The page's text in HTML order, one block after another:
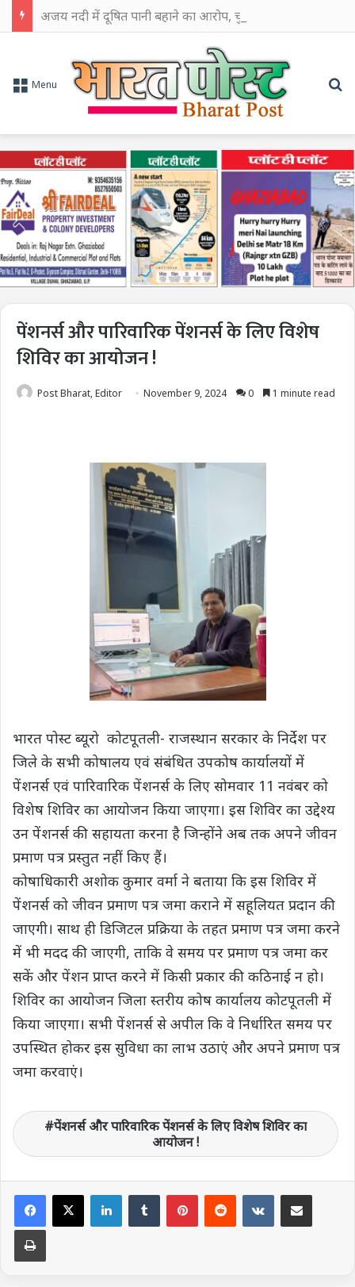
Menu
पेंशनर्स और पारिवारिक पेंशनर्स के लिए विशेष
शिविर का आयोजन !
Post Bharat, Editor November 9, 2024 0 1 minute read
भारत पोस्ट ब्यूरो कोटपूतली- राजस्थान सरकार के निर्देश पर
जिले के सभी कोषालय एवं संबंधित उपकोष कार्यालयों में
पेंशनर्स एवं पारिवारिक पेंशनर्स के लिए सोमवार 11 नवंबर को
विशेष शिविर का आयोजन किया जाएगा। इस शिविर का उद्देश्य
उन पेंशनर्स की सहायता करना है जिन्होंने अब तक अपने जीवन
प्रमाण पत्र प्रस्तुत नहीं किए हैं।
कोषाधिकारी अशोक कुमार वर्मा ने बताया कि इस शिविर में
पेंशनर्स को जीवन प्रमाण पत्र जमा कराने में सहूलियत प्रदान की
जाएगी। साथ ही डिजिटल प्रक्रिया के तहत प्रमाण पत्र जमा करने
में भी मदद की जाएगी, ताकि वे समय पर प्रमाण पत्र जमा कर
सकें और पेंशन प्राप्त करने में किसी प्रकार की कठिनाई न हो।
शिविर का आयोजन जिला स्तरीय कोष कार्यालय कोटपूतली में
किया जाएगा। सभी पेंशनर्स से अपील कि वे निर्धारित समय पर
उपस्थित होकर इस सुविधा का लाभ उठाएं और अपने प्रमाण पत्र
जमा करवाएं।
पेंशनर्स और पारिवारिक पेंशनर्स के लिए विशेष शिविर का
आयोजन !
LinkedInTumblrPinterestRedditVKontakte
Share via Email
Print